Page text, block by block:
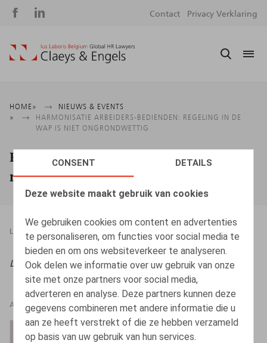
CONSENT DETAILS
Deze website maakt gebruik van cookies
We gebruiken cookies om content en advertenties
te personaliseren, om functies voor social media te
bieden en om ons websiteverkeer te analyseren.
Ook delen we informatie over uw gebruik van onze
site met onze partners voor social media,
adverteren en analyse. Deze partners kunnen deze
gegevens combineren met andere informatie die u
aan ze heeft verstrekt of die ze hebben verzameld
op basis van uw gebruik van hun services.
Social
Contact Privacy Verklaring
Kruimelpad
HOME
NIEUWS & EVENTS
HARMONISATIE ARBEIDERS-BEDIENDEN: REGELING IN DE
WAP IS NIET ONGRONDWETTIG
Harmonisatie arbeiders-bedienden:
regeling in de WAP is niet ongrondwettig
LEGAL MAGAZINES 11.02.2025
Life & Benefits,2025, nr.2, pp. 6 – 8
AUTEURS
Barbara Heylen